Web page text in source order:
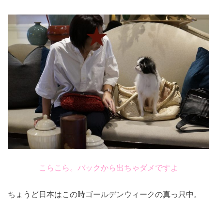
こらこら。バックから出ちゃダメですよ
ちょうど日本はこの時ゴールデンウィークの真っ只中。